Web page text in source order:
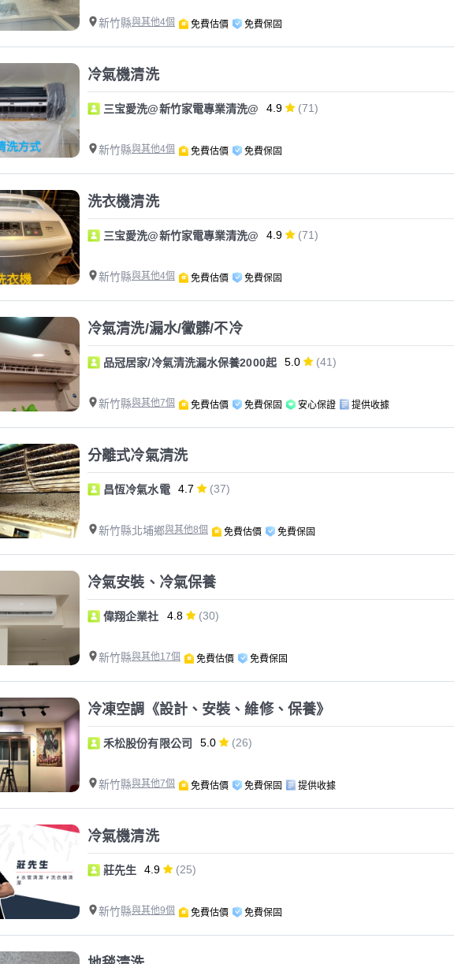
新竹縣與其他4個 免費估價 免費保固
冷氣機清洗
三宝愛洗@新竹家電專業清洗@ 4.9 (71)
新竹縣與其他4個 免費估價 免費保固
洗衣機清洗
三宝愛洗@新竹家電專業清洗@ 4.9 (71)
新竹縣與其他4個 免費估價 免費保固
冷氣清洗/漏水/黴髒/不冷
品冠居家/冷氣清洗漏水保養2000起 5.0 (41)
新竹縣與其他7個 免費估價 免費保固 安心保證 提供收據
分離式冷氣清洗
昌恆冷氣水電 4.7 (37)
新竹縣北埔鄉與其他8個 免費估價 免費保固
冷氣安裝、冷氣保養
偉翔企業社 4.8 (30)
新竹縣與其他17個 免費估價 免費保固
冷凍空調《設計、安裝、維修、保養》
禾松股份有限公司 5.0 (26)
新竹縣與其他7個 免費估價 免費保固 提供收據
冷氣機清洗
莊先生 4.9 (25)
新竹縣與其他9個 免費估價 免費保固